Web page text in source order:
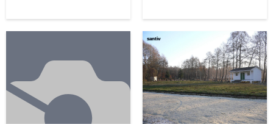
santiv